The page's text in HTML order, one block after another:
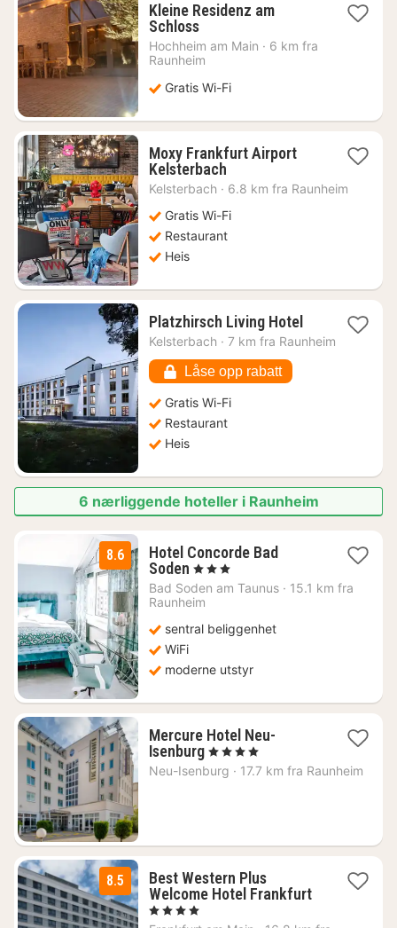
Kleine Residenz am
Schloss1
natt
fra
kr.
Hochheim am Main · 6 km fra
Raunheim
Gratis Wi-Fi
Moxy Frankfurt Airport
Kelsterbach1
natt
627
kr.
Kelsterbach · 6.8 km fra Raunheim
Gratis Wi-Fi
Restaurant
Heis
Platzhirsch Living Hotel1
natt
Kelsterbach · 7 km fra Raunheim
Låse opp rabatt
Gratis Wi-Fi
Restaurant
Heis
6 nærliggende hoteller i Raunheim
8.6
Hotel Concorde Bad
Soden 1
natt
fra
kr.
, 3 Stjerner
Bad Soden am Taunus · 15.1 km fra
Raunheim
sentral beliggenhet
WiFi
moderne utstyr
Mercure Hotel Neu-
Isenburg1
natt
fra
, 4 Stjerner
Neu-Isenburg · 17.7 km fra Raunheim
8.5
Best Western Plus
Welcome Hotel Frankfurt1
, 4 Stjerner